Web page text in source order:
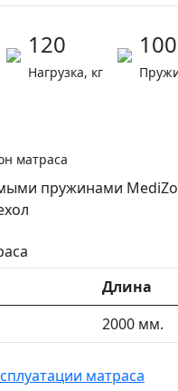
120
Нагрузка, кг
матраса
пружинами
Длина
2000 мм.
матраса